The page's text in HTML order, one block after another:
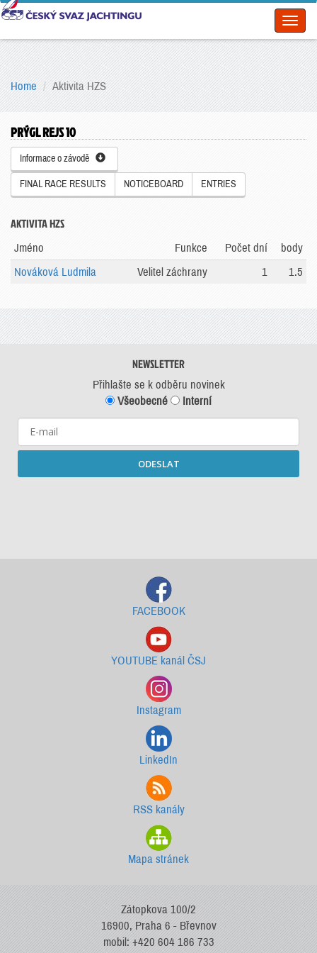
Home Aktivita HZS
PRÝGL REJS 10
Informace o závodě
FINAL RACE RESULTS NOTICEBOARD ENTRIES
AKTIVITA HZS
Jméno Funkce Počet dní
body
Nováková Ludmila
Velitel záchrany 1 1.5
NEWSLETTER
Přihlašte se k odběru novinek
Všeobecné
Interní
ODESLAT
FACEBOOK
YOUTUBE kanál ČSJ
Instagram
LinkedIn
RSS kanály
Mapa stránek
Zátopkova 100/2
16900, Praha 6 - Břevnov
mobil: +420 604 186 733